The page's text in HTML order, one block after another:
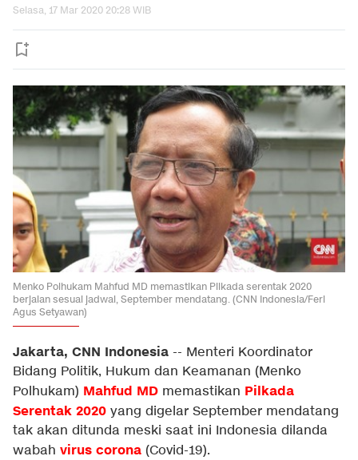
Selasa, 17 Mar 2020 20:28 WIB
Menko Polhukam Mahfud MD memastikan Pilkada serentak 2020
berjalan sesuai jadwal, September mendatang. (CNN Indonesia/Feri
Agus Setyawan)
Jakarta, CNN Indonesia -- Menteri Koordinator
Bidang Politik, Hukum dan Keamanan (Menko
Polhukam) Mahfud MD memastikan Pilkada
Serentak 2020 yang digelar September mendatang
tak akan ditunda meski saat ini Indonesia dilanda
wabah virus corona (Covid-19).